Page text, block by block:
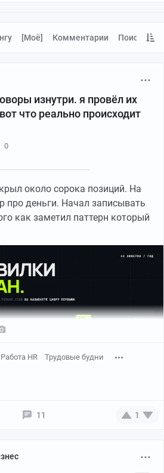
[моё] Комментарии Поиск
изнутри. я провёл их
что реально происходит
0
около сорока позиций. На
про деньги. Начал записывать
как заметил паттерн который
не зависит от того сколько
Работа HR Трудовые будни
11 1